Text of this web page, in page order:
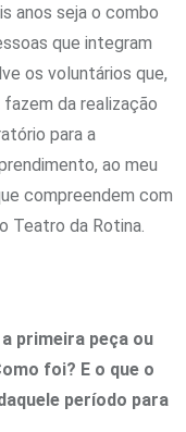
anos seja o combo
que integram
os voluntários que,
da realização
para a
ao meu
compreendem com
Teatro da Rotina.
primeira peça ou
foi? E o que o
período para